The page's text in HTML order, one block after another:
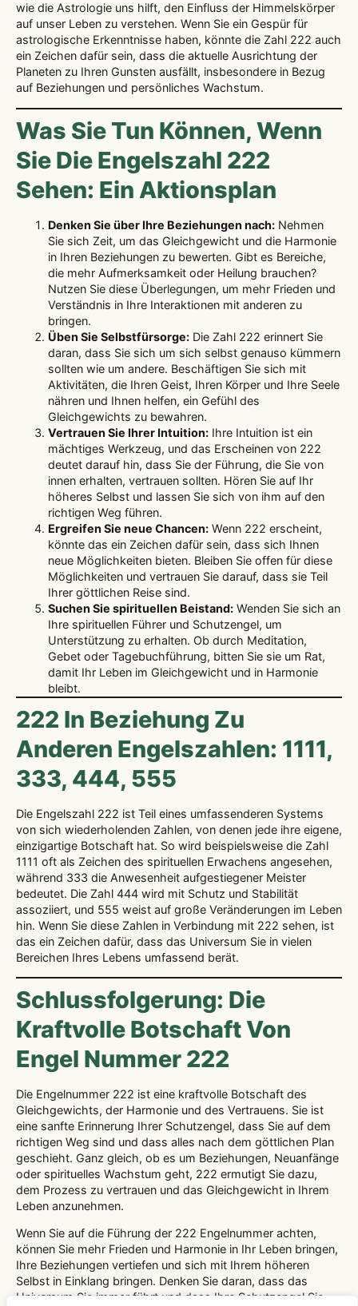
wie die Astrologie uns hilft, den Einfluss der Himmelskörper
auf unser Leben zu verstehen. Wenn Sie ein Gespür für
astrologische Erkenntnisse haben, könnte die Zahl 222 auch
ein Zeichen dafür sein, dass die aktuelle Ausrichtung der
Planeten zu Ihren Gunsten ausfällt, insbesondere in Bezug
auf Beziehungen und persönliches Wachstum.
Was Sie Tun Können, Wenn
Sie Die Engelszahl 222
Sehen: Ein Aktionsplan
Denken Sie über Ihre Beziehungen nach: Nehmen
Sie sich Zeit, um das Gleichgewicht und die Harmonie
in Ihren Beziehungen zu bewerten. Gibt es Bereiche,
die mehr Aufmerksamkeit oder Heilung brauchen?
Nutzen Sie diese Überlegungen, um mehr Frieden und
Verständnis in Ihre Interaktionen mit anderen zu
bringen.
Üben Sie Selbstfürsorge: Die Zahl 222 erinnert Sie
daran, dass Sie sich um sich selbst genauso kümmern
sollten wie um andere. Beschäftigen Sie sich mit
Aktivitäten, die Ihren Geist, Ihren Körper und Ihre Seele
nähren und Ihnen helfen, ein Gefühl des
Gleichgewichts zu bewahren.
Vertrauen Sie Ihrer Intuition: Ihre Intuition ist ein
mächtiges Werkzeug, und das Erscheinen von 222
deutet darauf hin, dass Sie der Führung, die Sie von
innen erhalten, vertrauen sollten. Hören Sie auf Ihr
höheres Selbst und lassen Sie sich von ihm auf den
richtigen Weg führen.
Ergreifen Sie neue Chancen: Wenn 222 erscheint,
könnte das ein Zeichen dafür sein, dass sich Ihnen
neue Möglichkeiten bieten. Bleiben Sie offen für diese
Möglichkeiten und vertrauen Sie darauf, dass sie Teil
Ihrer göttlichen Reise sind.
Suchen Sie spirituellen Beistand: Wenden Sie sich an
Ihre spirituellen Führer und Schutzengel, um
Unterstützung zu erhalten. Ob durch Meditation,
Gebet oder Tagebuchführung, bitten Sie sie um Rat,
damit Ihr Leben im Gleichgewicht und in Harmonie
bleibt.
222 In Beziehung Zu
Anderen Engelszahlen: 1111,
333, 444, 555
Die Engelszahl 222 ist Teil eines umfassenderen Systems
von sich wiederholenden Zahlen, von denen jede ihre eigene,
einzigartige Botschaft hat. So wird beispielsweise die Zahl
1111 oft als Zeichen des spirituellen Erwachens angesehen,
während 333 die Anwesenheit aufgestiegener Meister
bedeutet. Die Zahl 444 wird mit Schutz und Stabilität
assoziiert, und 555 weist auf große Veränderungen im Leben
hin. Wenn Sie diese Zahlen in Verbindung mit 222 sehen, ist
das ein Zeichen dafür, dass das Universum Sie in vielen
Bereichen Ihres Lebens umfassend berät.
Schlussfolgerung: Die
Kraftvolle Botschaft Von
Engel Nummer 222
Die Engelnummer 222 ist eine kraftvolle Botschaft des
Gleichgewichts, der Harmonie und des Vertrauens. Sie ist
eine sanfte Erinnerung Ihrer Schutzengel, dass Sie auf dem
richtigen Weg sind und dass alles nach dem göttlichen Plan
geschieht. Ganz gleich, ob es um Beziehungen, Neuanfänge
oder spirituelles Wachstum geht, 222 ermutigt Sie dazu,
dem Prozess zu vertrauen und das Gleichgewicht in Ihrem
Leben anzunehmen.
Wenn Sie auf die Führung der 222 Engelnummer achten,
können Sie mehr Frieden und Harmonie in Ihr Leben bringen,
Ihre Beziehungen vertiefen und sich mit Ihrem höheren
Selbst in Einklang bringen. Denken Sie daran, dass das
Universum Sie immer führt und dass Ihre Schutzengel Sie